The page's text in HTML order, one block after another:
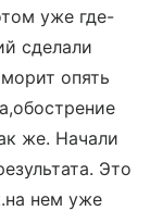
уже где-
сделали
опять
же. Начали
Это
нем уже